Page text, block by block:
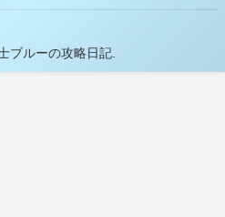
ブルーの攻略日記.